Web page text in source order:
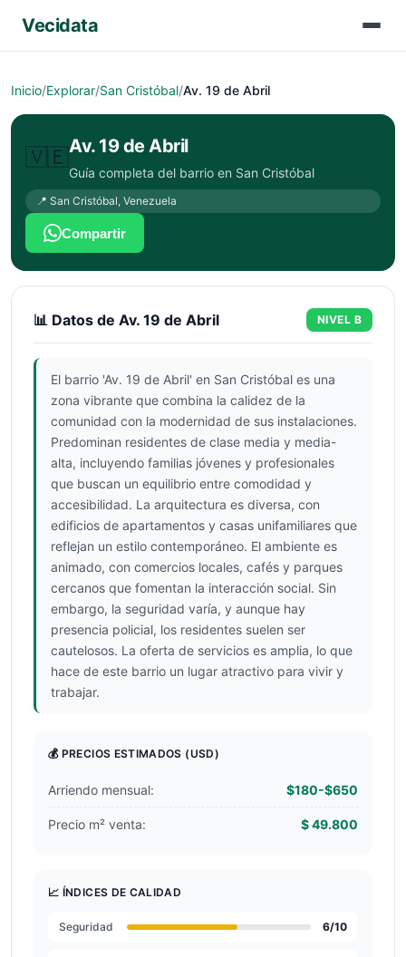
Vecidata
Inicio/Explorar/San Cristóbal/Av. 19 de Abril
🇻🇪Av. 19 de Abril
Guía completa del barrio en San Cristóbal
📍 San Cristóbal, Venezuela
Compartir
📊 Datos de Av. 19 de Abril NIVEL B
El barrio 'Av. 19 de Abril' en San Cristóbal es una
zona vibrante que combina la calidez de la
comunidad con la modernidad de sus instalaciones.
Predominan residentes de clase media y media-
alta, incluyendo familias jóvenes y profesionales
que buscan un equilibrio entre comodidad y
accesibilidad. La arquitectura es diversa, con
edificios de apartamentos y casas unifamiliares que
reflejan un estilo contemporáneo. El ambiente es
animado, con comercios locales, cafés y parques
cercanos que fomentan la interacción social. Sin
embargo, la seguridad varía, y aunque hay
presencia policial, los residentes suelen ser
cautelosos. La oferta de servicios es amplia, lo que
hace de este barrio un lugar atractivo para vivir y
trabajar.
💰 PRECIOS ESTIMADOS (USD)
Arriendo mensual: $180-$650
Precio m² venta: $ 49.800
📈 ÍNDICES DE CALIDAD
Seguridad 6/10